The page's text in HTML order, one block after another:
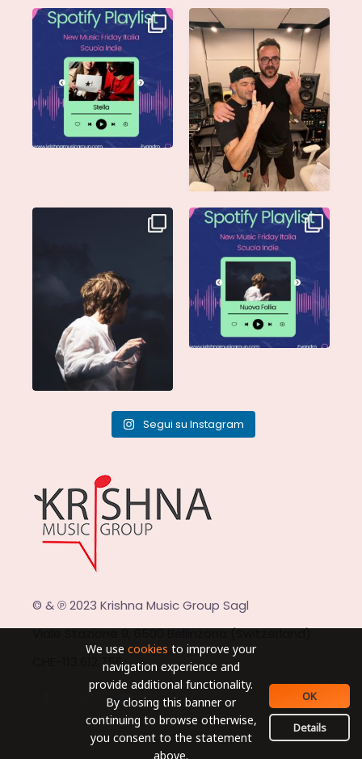
We use cookies to improve your
navigation experience and
provide additional functionality.
By closing this banner or
continuing to browse otherwise,
you consent to the statement
above.
OK
Details
Stella di
@musicadievandro è
disponibile su tutte
Siamo entusiasti di
annunciare che
@moseofficial
Singolo: Nuova Follia
Nuova Follia è finalmente
vostra e sta già
Segui su Instagram
© & ℗ 2023 Krishna Music Group Sagl
Viale Stazione 9, 6500 Bellinzona (Switzerland)
CHE-113.612.756